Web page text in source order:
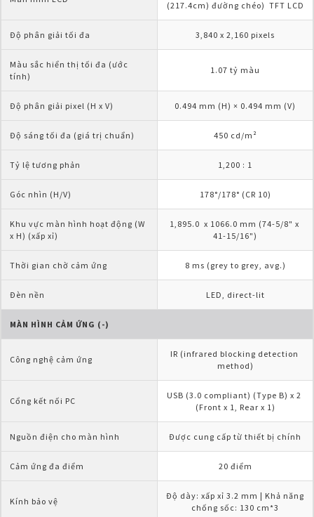
(217.4cm) đường chéo)  TFT LCD
Độ phân giải tối đa 3,840 x 2,160 pixels
Màu sắc hiển thị tối đa (ước
tính)
1.07 tỷ màu
Độ phân giải pixel (H x V) 0.494 mm (H) × 0.494 mm (V)
Độ sáng tối đa (giá trị chuẩn) 450 cd/m²
Tỷ lệ tương phản 1,200 : 1
Góc nhìn (H/V) 178°/178° (CR 10)
Khu vực màn hình hoạt động (W
x H) (xấp xỉ)
1,895.0  x 1066.0 mm (74-5/8" x
41-15/16")
Thời gian chờ cảm ứng 8 ms (grey to grey, avg.)
Đèn nền LED, direct-lit
MÀN HÌNH CẢM ỨNG (-)
Công nghệ cảm ứng
IR (infrared blocking detection
method)
Cổng kết nối PC
USB (3.0 compliant) (Type B) x 2
(Front x 1, Rear x 1)
Nguồn điện cho màn hình Được cung cấp từ thiết bị chính
Cảm ứng đa điểm 20 điểm
Kính bảo vệ
Độ dày: xấp xỉ 3.2 mm | Khả năng
chống sốc: 130 cm*3